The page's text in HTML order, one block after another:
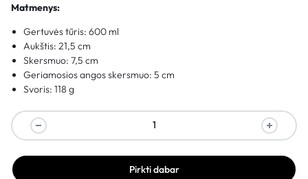
Matmenys:
Gertuvės tūris: 600 ml
Aukštis: 21,5 cm
Skersmuo: 7,5 cm
Geriamosios angos skersmuo: 5 cm
Svoris: 118 g
Pirkti dabar